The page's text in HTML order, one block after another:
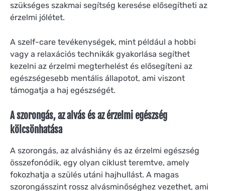
szükséges szakmai segítség keresése elősegítheti az
érzelmi jólétet.
A szelf-care tevékenységek, mint például a hobbi
vagy a relaxációs technikák gyakorlása segíthet
kezelni az érzelmi megterhelést és elősegíteni az
egészségesebb mentális állapotot, ami viszont
támogatja a haj egészségét.
A szorongás, az alvás és az érzelmi egészség
kölcsönhatása
A szorongás, az alváshiány és az érzelmi egészség
összefonódik, egy olyan ciklust teremtve, amely
fokozhatja a szülés utáni hajhullást. A magas
szorongásszint rossz alvásminőséghez vezethet, ami